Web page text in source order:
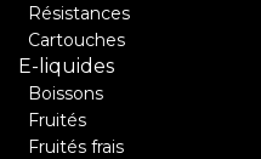
Résistances
Cartouches
E-liquides
Boissons
Fruités
Fruités frais